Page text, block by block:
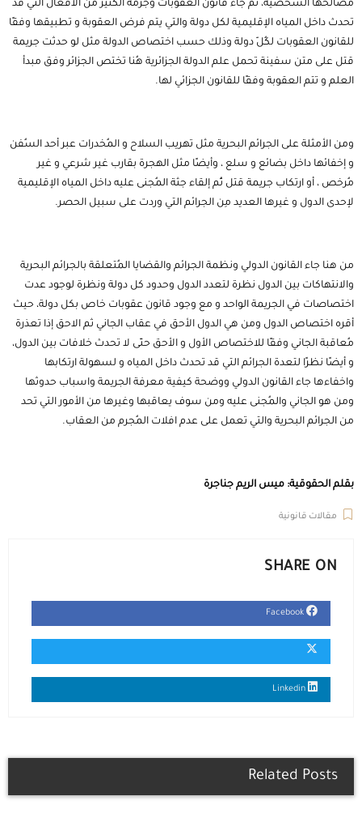
مصالحها الشخصية، ثُم جاء قانون العقوبات وجرمة الكثير من الأفعال التي قد
تحدث داخل المياه الإقليمية لكل دولة والتي يتم فرض العقوبة و تطبيقها وفقًا
للقانون العقوبات لكُلّ دولة وذلك حسب اختصاص الدولة مثل لو حدثت جريمة
قتل على متن سفينة تحمل علم الدولة الجزائرية هُنا تختص الجزائر وفق مبدأ
العلم و تتم العقوبة وفقًا للقانون الجزائي لها.
ومن الأمثلة على الجرائم البحرية مثل تهريب السلاح و المُخدرات عبر أحد السُفن
و إخفائها داخل بضائع و سلع ، وأيضًا مثل الهجرة بقارب غير شرعي و غير
مُرخص ، أو ارتكاب جريمة قتل ثُم إلقاء جثة المُجنى عليه داخل المياه الإقليمية
لإحدى الدول و غيرها العديد مِن الجرائم التي وردت على سبيل الحصر.
من هنا جاء القانون الدولي ونظمة الجرائم والقضايا المُتعلقة بالجرائم البحرية
والانتهاكات بين الدول نظرة لتعدد الدول وحدود كل دولة ونظرة لوجود عدت
اختصاصات في الجريمة الواحد و مع وجود قانون عقوبات خاص بكل دولة، حيث
أقره اختصاص الدول ومن هي الدول الأحق في عقاب الجاني ثم الاحق إذا تعذرة
مُعاقبة الجاني وفقًا للاختصاص الأول و الأحق حتّى لا تحدث خلافات بين الدول،
و أيضًا نظرًا لتعدة الجرائم التي قد تحدث داخل المياه و لسهولة ارتكابها
واخفاءها جاء القانون الدولي ووضحة كيفية معرفة الجريمة واسباب حدوثها
ومن هو الجاني والمُجنى عليه ومن سوف يعاقبها وغيرها من الأمور التي تحد
من الجرائم البحرية والتي تعمل على عدم افلات المُجرم من العقاب.
بقلم الحقوقية: ميس الريم جناجرة
مقالات قانونية
SHARE ON
Related Posts